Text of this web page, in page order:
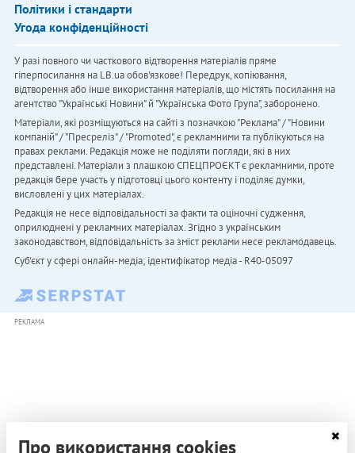
Політики і стандарти
Угода конфіденційності
У разі повного чи часткового відтворення матеріалів пряме
гіперпосилання на LB.ua обов'язкове! Передрук, копіювання,
відтворення або інше використання матеріалів, що містять посилання на
агентство "Українськi Новини" й "Українська Фото Група", заборонено.
Матеріали, які розміщуються на сайті з позначкою "Реклама" / "Новини
компаній" / "Пресреліз" / "Promoted", є рекламними та публікуються на
правах реклами. Редакція може не поділяти погляди, які в них
представлені. Матеріали з плашкою СПЕЦПРОЄКТ є рекламними, проте
редакція бере участь у підготовці цього контенту і поділяє думки,
висловлені у цих матеріалах.
Редакція не несе відповідальності за факти та оціночні судження,
оприлюднені у рекламних матеріалах. Згідно з українським
законодавством, відповідальність за зміст реклами несе рекламодавець.
Cуб'єкт у сфері онлайн-медіа; ідентифікатор медіа - R40-05097
РЕКЛАМА
Про використання cookies